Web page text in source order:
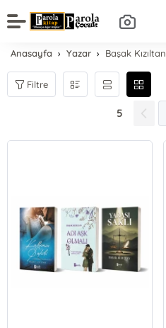
Anasayfa Yazar Başak Kızıltan
Filtre
5